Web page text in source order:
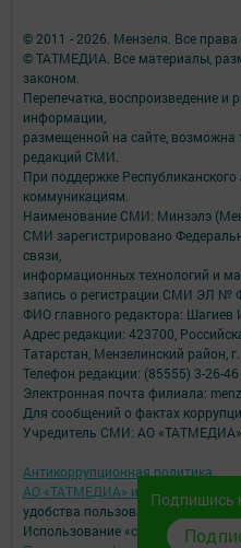
Подпишись
© 2011 - 2026. Мензеля. Все
© ТАТМЕДИА. Все материалы,
законом.
Перепечатка, воспроизведение
информации,
размещенной на сайте, возможна
редакций СМИ.
При поддержке
коммуникациям.
Наименование СМИ: Минзэлэ
СМИ зарегистрировано
связи,
информационных технологий и
запись о регистрации СМИ ЭЛ №
ФИО главного редактора: Шагиев
Адрес редакции: 423700,
Татарстан, Мензелинский район,
Телефон редакции: (85555) 3-26-46
Электронная почта филиала:
Для сообщений о фактах
Учредитель СМИ: АО «ТАТМЕДИА»
Антикоррупционная политика
АО «ТАТМЕДИА» использует
удобства пользователей сайтом.
Использование «cookie» можно